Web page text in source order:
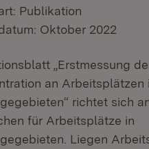
Publikation
Oktober 2022
„Erstmessung
an Arbeitsplätzen
richtet sich
für Arbeitsplätze in
Liegen